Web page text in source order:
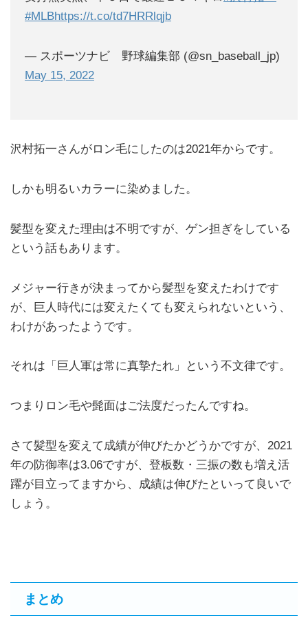
#MLBhttps://t.co/td7HRRlqjb
— スポーツナビ 野球編集部 (@sn_baseball_jp)
May 15, 2022
沢村拓一さんがロン毛にしたのは2021年からです。
しかも明るいカラーに染めました。
髪型を変えた理由は不明ですが、ゲン担ぎをしている
という話もあります。
メジャー行きが決まってから髪型を変えたわけです
が、巨人時代には変えたくても変えられないという、
わけがあったようです。
それは「巨人軍は常に真摯たれ」という不文律です。
つまりロン毛や髭面はご法度だったんですね。
さて髪型を変えて成績が伸びたかどうかですが、2021
年の防御率は3.06ですが、登板数・三振の数も増え活
躍が目立ってますから、成績は伸びたといって良いで
しょう。
まとめ